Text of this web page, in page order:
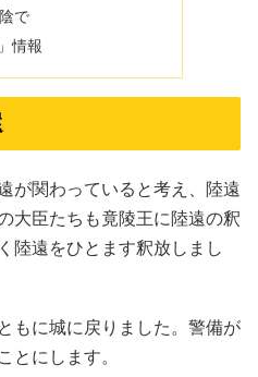
で
情報
が関わっていると考え、陸遠
大臣たちも竟陵王に陸遠の釈
陸遠をひとます釈放しまし
もに城に戻りました。警備が
とにします。